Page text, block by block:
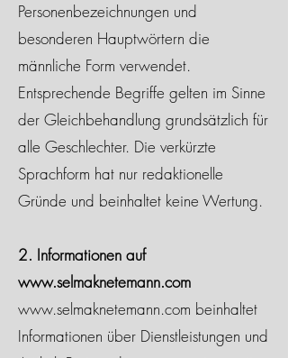
Personenbezeichnungen und
besonderen Hauptwörtern die
männliche Form verwendet.
Entsprechende Begriffe gelten im Sinne
der Gleichbehandlung grundsätzlich für
alle Geschlechter. Die verkürzte
Sprachform hat nur redaktionelle
Gründe und beinhaltet keine Wertung.
2. Informationen auf
www.selmaknetemann.com
www.selmaknetemann.com beinhaltet
Informationen über Dienstleistungen und